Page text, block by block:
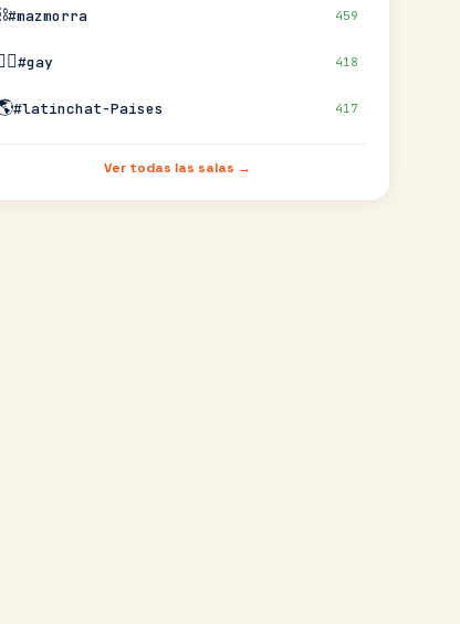
#mazmorra 459
#gay 418
#latinchat-Paises 417
Ver todas las salas →